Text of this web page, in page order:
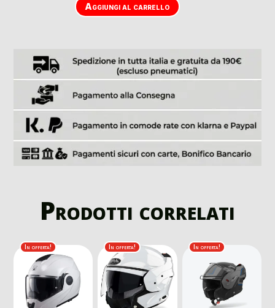
Aggiungi al carrello
Prodotti correlati
In offerta! In offerta! In offerta!